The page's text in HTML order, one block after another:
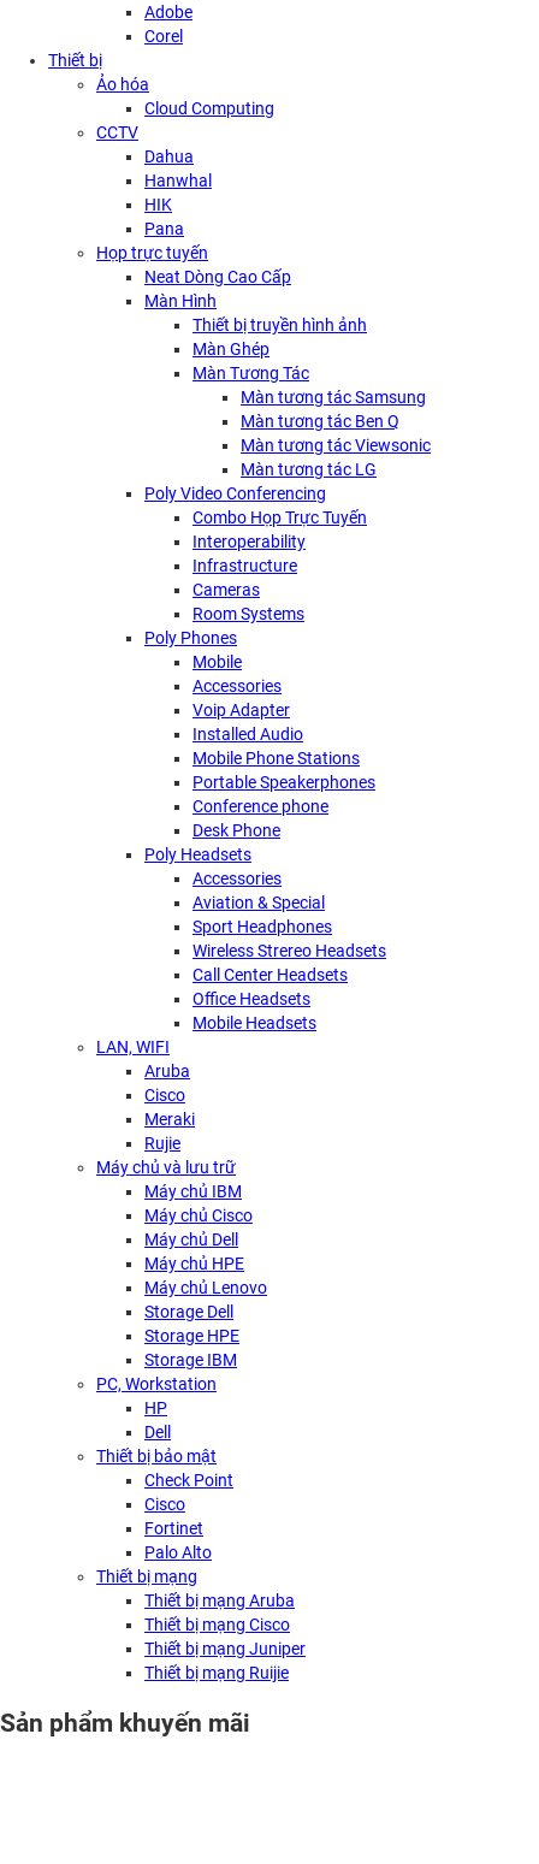
Adobe
Corel
Thiết bị
Ảo hóa
Cloud Computing
CCTV
Dahua
Hanwhal
HIK
Pana
Họp trực tuyến
Neat Dòng Cao Cấp
Màn Hình
Thiết bị truyền hình ảnh
Màn Ghép
Màn Tương Tác
Màn tương tác Samsung
Màn tương tác Ben Q
Màn tương tác Viewsonic
Màn tương tác LG
Poly Video Conferencing
Combo Họp Trực Tuyến
Interoperability
Infrastructure
Cameras
Room Systems
Poly Phones
Mobile
Accessories
Voip Adapter
Installed Audio
Mobile Phone Stations
Portable Speakerphones
Conference phone
Desk Phone
Poly Headsets
Accessories
Aviation & Special
Sport Headphones
Wireless Strereo Headsets
Call Center Headsets
Office Headsets
Mobile Headsets
LAN, WIFI
Aruba
Cisco
Meraki
Rujie
Máy chủ và lưu trữ
Máy chủ IBM
Máy chủ Cisco
Máy chủ Dell
Máy chủ HPE
Máy chủ Lenovo
Storage Dell
Storage HPE
Storage IBM
PC, Workstation
HP
Dell
Thiết bị bảo mật
Check Point
Cisco
Fortinet
Palo Alto
Thiết bị mạng
Thiết bị mạng Aruba
Thiết bị mạng Cisco
Thiết bị mạng Juniper
Thiết bị mạng Ruijie
Sản phẩm khuyến mãi